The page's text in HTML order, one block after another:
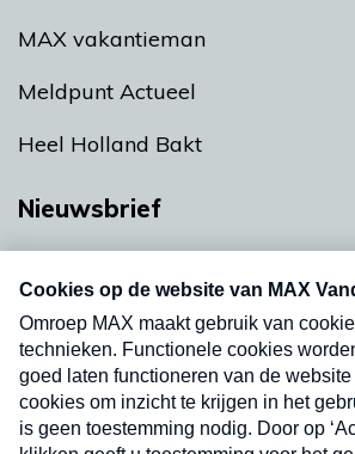
MAX vakantieman
Meldpunt Actueel
Heel Holland Bakt
Nieuwsbrief
nieuwsbrief. Elke vrijdag- en
uw mailbox.